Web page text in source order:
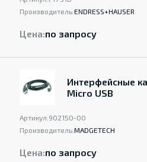
Производитель:ENDRESS+HAUSER
Цена:по запросу
Интерфейсные
Micro USB
Артикул:902150-00
Производитель:MADGETECH
Цена:по запросу